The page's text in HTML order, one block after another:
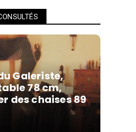
Galeriste,
78 cm,
des chaises 89